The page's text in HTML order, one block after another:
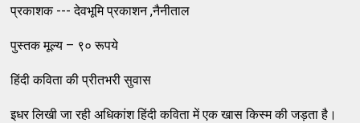
प्रकाशक --- देवभूमि प्रकाशन ,नैनीताल
पुस्तक मूल्य – ९० रूपये
हिंदी कविता की प्रीतभरी सुवास
इधर लिखी जा रही अधिकांश हिंदी कविता में एक खास किस्म की जड़ता है।